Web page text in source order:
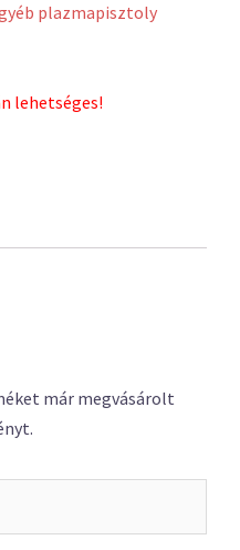
plazmapisztoly
lehetséges!
már megvásárolt